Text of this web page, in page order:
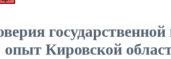
опыт Кировской